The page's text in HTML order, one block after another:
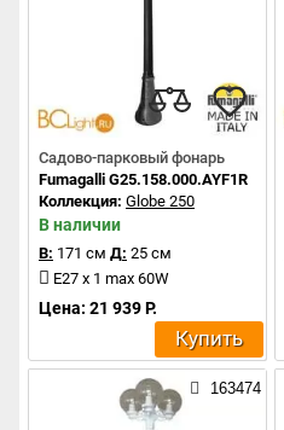
Садово-парковый фонарь
Fumagalli G25.158.000.AYF1R
Коллекция: Globe 250
В наличии
В: 171 см Д: 25 см
E27 x 1 max 60W
Цена: 21 939 Р.
Купить
163474